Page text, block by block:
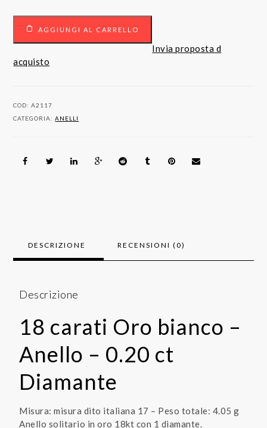
SolitarioAGGIUNGI AL CARRELLO
Invia proposta d
acquisto
COD:A2117
CATEGORIA:ANELLI
DESCRIZIONE RECENSIONI (0)
Descrizione
18 carati Oro bianco –
Anello – 0.20 ct
Diamante
Misura: misura dito italiana 17 – Peso totale: 4.05 g
Anello solitario in oro 18kt con 1 diamante.